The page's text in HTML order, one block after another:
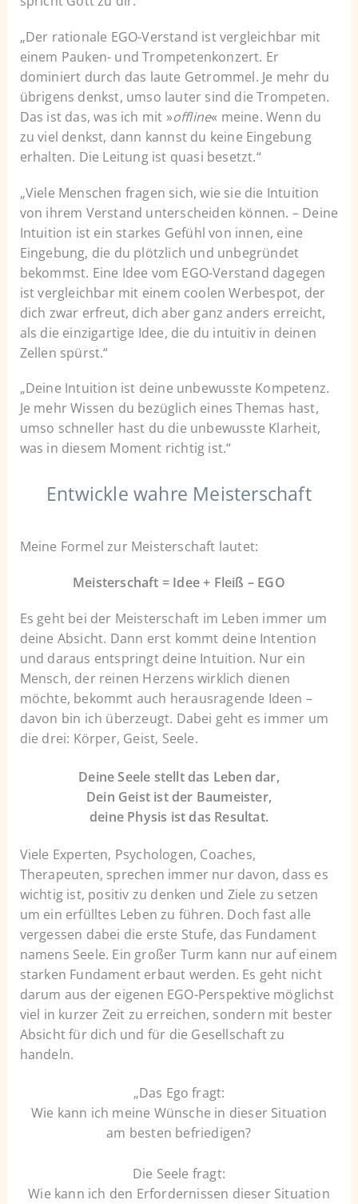
„Der rationale EGO-Verstand ist vergleichbar mit
einem Pauken- und Trompetenkonzert. Er
dominiert durch das laute Getrommel. Je mehr du
übrigens denkst, umso lauter sind die Trompeten.
Das ist das, was ich mit »offline« meine. Wenn du
zu viel denkst, dann kannst du keine Eingebung
erhalten. Die Leitung ist quasi besetzt.“
„Viele Menschen fragen sich, wie sie die Intuition
von ihrem Verstand unterscheiden können. – Deine
Intuition ist ein starkes Gefühl von innen, eine
Eingebung, die du plötzlich und unbegründet
bekommst. Eine Idee vom EGO-Verstand dagegen
ist vergleichbar mit einem coolen Werbespot, der
dich zwar erfreut, dich aber ganz anders erreicht,
als die einzigartige Idee, die du intuitiv in deinen
Zellen spürst.“
„Deine Intuition ist deine unbewusste Kompetenz.
Je mehr Wissen du bezüglich eines Themas hast,
umso schneller hast du die unbewusste Klarheit,
was in diesem Moment richtig ist.“
Entwickle wahre Meisterschaft
Meine Formel zur Meisterschaft lautet:
Meisterschaft = Idee + Fleiß – EGO
Es geht bei der Meisterschaft im Leben immer um
deine Absicht. Dann erst kommt deine Intention
und daraus entspringt deine Intuition. Nur ein
Mensch, der reinen Herzens wirklich dienen
möchte, bekommt auch herausragende Ideen –
davon bin ich überzeugt. Dabei geht es immer um
die drei: Körper, Geist, Seele.
Deine Seele stellt das Leben dar,
Dein Geist ist der Baumeister,
deine Physis ist das Resultat.
Viele Experten, Psychologen, Coaches,
Therapeuten, sprechen immer nur davon, dass es
wichtig ist, positiv zu denken und Ziele zu setzen
um ein erfülltes Leben zu führen. Doch fast alle
vergessen dabei die erste Stufe, das Fundament
namens Seele. Ein großer Turm kann nur auf einem
starken Fundament erbaut werden. Es geht nicht
darum aus der eigenen EGO-Perspektive möglichst
viel in kurzer Zeit zu erreichen, sondern mit bester
Absicht für dich und für die Gesellschaft zu
handeln.
„Das Ego fragt:
Wie kann ich meine Wünsche in dieser Situation
am besten befriedigen?
Die Seele fragt:
Wie kann ich den Erfordernissen dieser Situation